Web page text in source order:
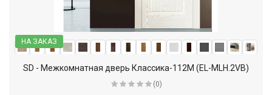
НА ЗАКАЗ
SD - Межкомнатная дверь Классика-112М (EL-MLH.2VB)
(0)